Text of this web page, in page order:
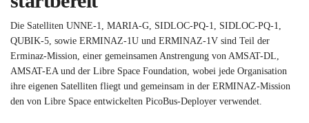
Die Satelliten UNNE-1, MARIA-G, SIDLOC-PQ-1, SIDLOC-PQ-1,
QUBIK-5, sowie ERMINAZ-1U und ERMINAZ-1V sind Teil der
Erminaz-Mission, einer gemeinsamen Anstrengung von AMSAT-DL,
AMSAT-EA und der Libre Space Foundation, wobei jede Organisation
ihre eigenen Satelliten fliegt und gemeinsam in der ERMINAZ-Mission
den von Libre Space entwickelten PicoBus-Deployer verwendet.